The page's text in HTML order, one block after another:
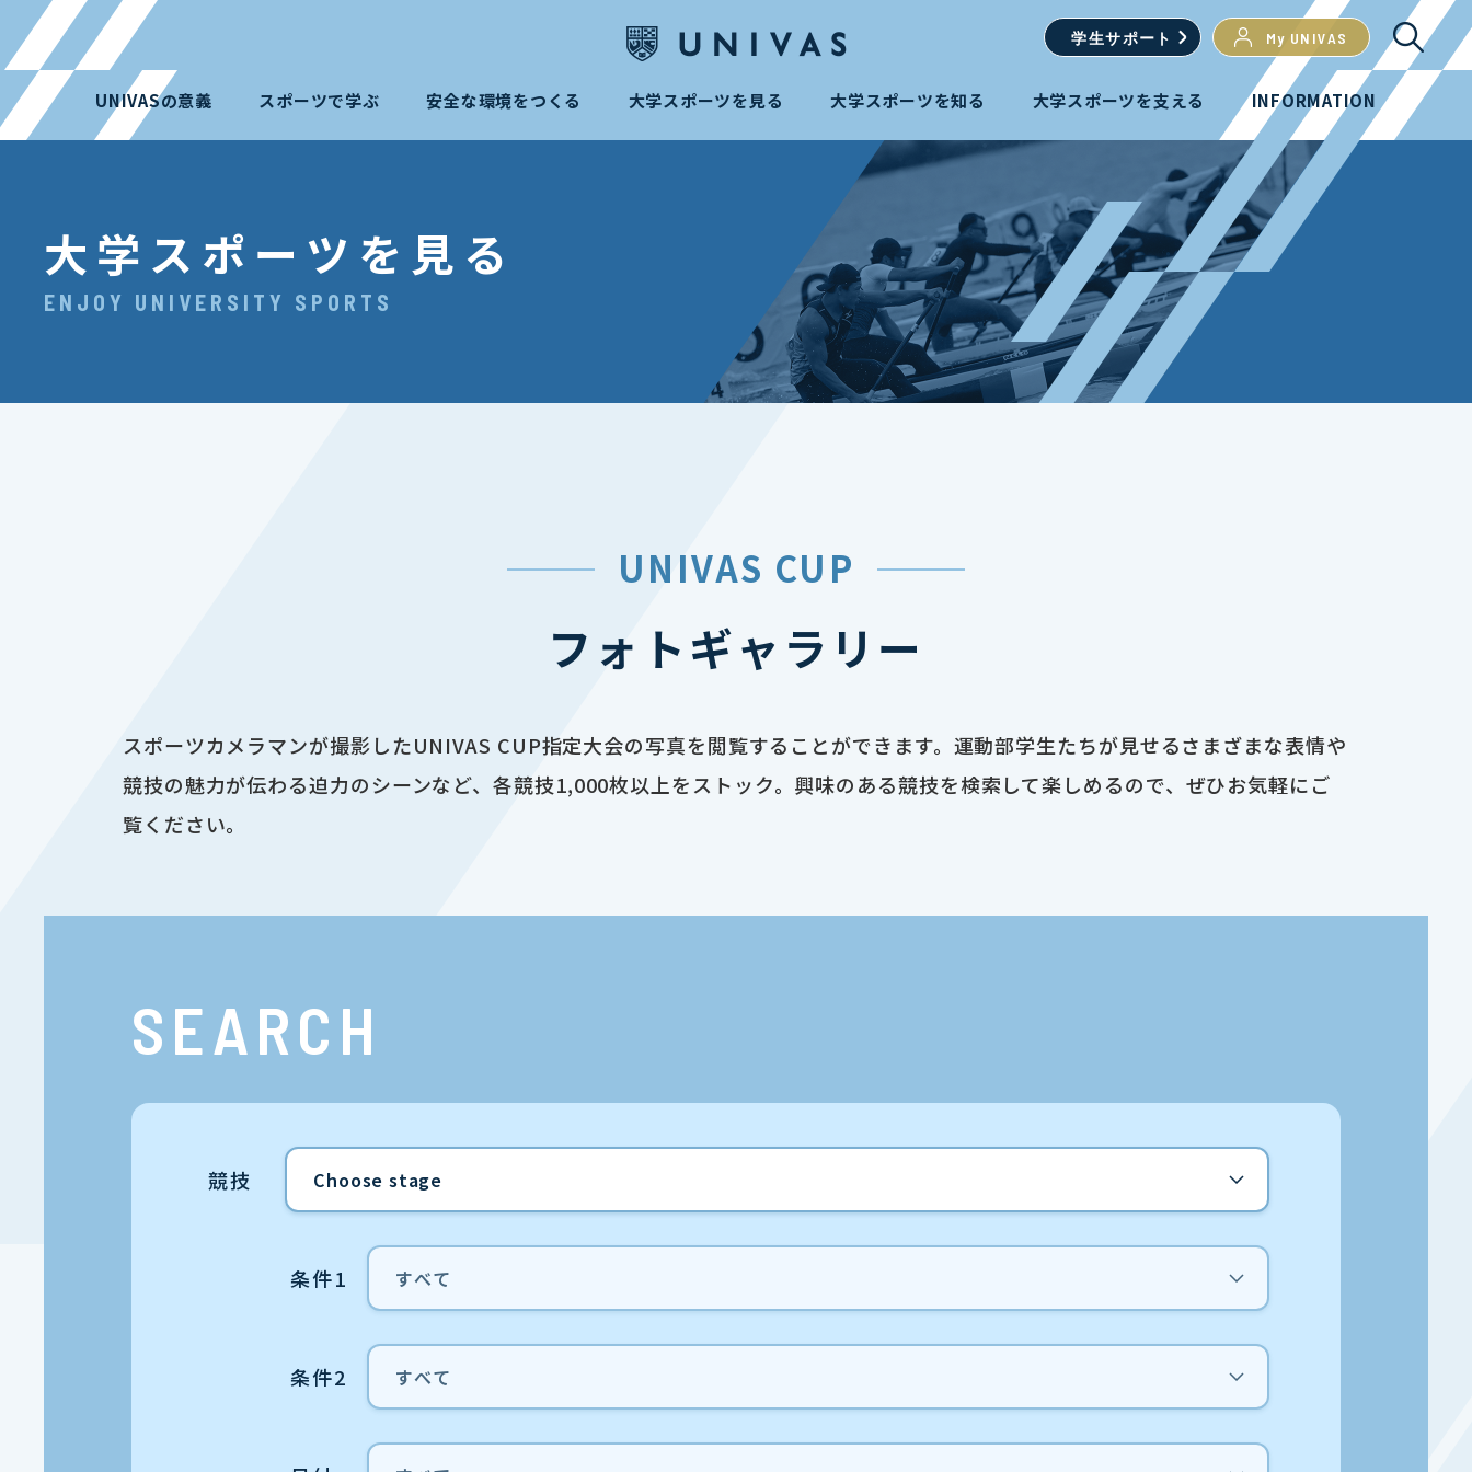
学生サポート My UNIVAS
UNIVASの意義 スポーツで学ぶ 安全な環境をつくる 大学スポーツを見る 大学スポーツを知る 大学スポーツを支える INFORMATION
大学スポーツを見る
ENJOY UNIVERSITY SPORTS
UNIVAS CUP
フォトギャラリー
スポーツカメラマンが撮影したUNIVAS CUP指定大会の写真を閲覧することができます。運動部学生たちが見せるさまざまな表情や
競技の魅力が伝わる迫力のシーンなど、各競技1,000枚以上をストック。興味のある競技を検索して楽しめるので、ぜひお気軽にご
覧ください。
SEARCH
競技
条件1
条件2